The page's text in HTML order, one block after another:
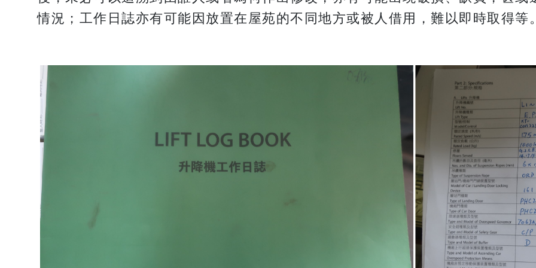
情況；工作日誌亦有可能因放置在屋苑的不同地方或被人借用，難以即時取得等